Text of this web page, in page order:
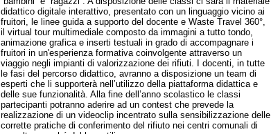
didattico digitale interattivo, presentato con un linguaggio vicino ai
fruitori, le linee guida a supporto del docente e Waste Travel 360°,
il virtual tour multimediale composto da immagini a tutto tondo,
animazione grafica e inserti testuali in grado di accompagnare i
fruitori in un'esperienza formativa coinvolgente attraverso un
viaggio negli impianti di valorizzazione dei rifiuti. I docenti, in tutte
le fasi del percorso didattico, avranno a disposizione un team di
esperti che li supporterà nell’utilizzo della piattaforma didattica e
delle sue funzionalità. Alla fine dell’anno scolastico le classi
partecipanti potranno aderire ad un contest che prevede la
realizzazione di un videoclip incentrato sulla sensibilizzazione delle
corrette pratiche di conferimento del rifiuto nei centri comunali di